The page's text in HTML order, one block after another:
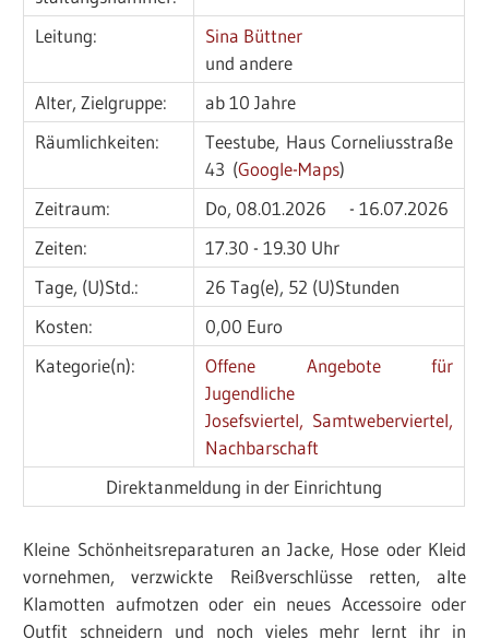
Leitung:
Sina Büttner
und andere
Alter, Zielgruppe:
ab 10 Jahre
Räumlichkeiten:
Teestube, Haus Corneliusstraße
43 (Google-Maps)
Zeitraum:
Do, 08.01.2026 - 16.07.2026
Zeiten:
17.30 - 19.30 Uhr
Tage, (U)Std.:
26 Tag(e), 52 (U)Stunden
Kosten:
0,00 Euro
Kategorie(n):
Offene Angebote für
Jugendliche
Josefsviertel, Samtweberviertel,
Nachbarschaft
Direktanmeldung in der Einrichtung
Kleine Schönheitsreparaturen an Jacke, Hose oder Kleid
vornehmen, verzwickte Reißverschlüsse retten, alte
Klamotten aufmotzen oder ein neues Accessoire oder
Outfit schneidern und noch vieles mehr lernt ihr in